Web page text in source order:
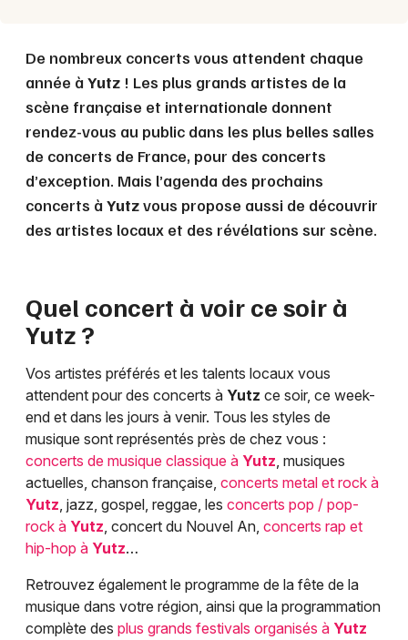
De nombreux concerts vous attendent chaque
année à Yutz ! Les plus grands artistes de la
scène française et internationale donnent
rendez-vous au public dans les plus belles salles
de concerts de France, pour des concerts
d’exception. Mais l’agenda des prochains
concerts à Yutzvous propose aussi de découvrir
des artistes locaux et des révélations sur scène.
Quel concert à voir ce soir à
Yutz ?
Vos artistes préférés et les talents locaux vous
attendent pour des concerts à Yutz ce soir, ce week-
end et dans les jours à venir. Tous les styles de
musique sont représentés près de chez vous :
concerts de musique classique à Yutz, musiques
actuelles, chanson française, concerts metal et rock à
Yutz, jazz, gospel, reggae, les concerts pop / pop-
rock à Yutz, concert du Nouvel An, concerts rap et
hip-hop à Yutz…
Retrouvez également le programme de la fête de la
musique dans votre région, ainsi que la programmation
complète des plus grands festivals organisés à Yutz